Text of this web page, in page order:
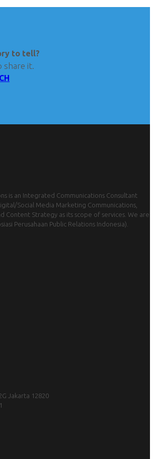
to tell?
share it.
is an Integrated Communications Consultant
Social Media Marketing Communications,
Content Strategy as its scope of services. We are
Perusahaan Public Relations Indonesia).
Jakarta 12820